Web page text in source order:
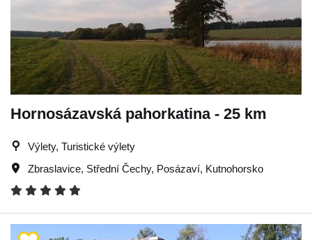
Hornosázavská pahorkatina - 25 km
Výlety, Turistické výlety
Zbraslavice, Střední Čechy, Posázaví, Kutnohorsko